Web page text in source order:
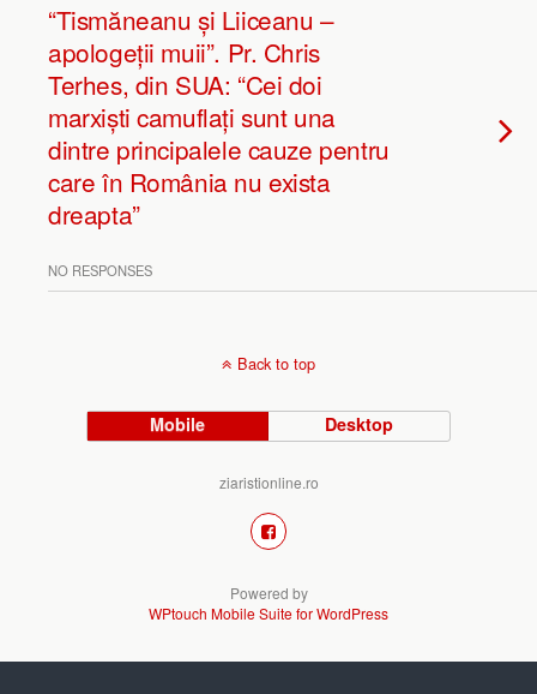
“Tismăneanu și Liiceanu –
apologeții muii”. Pr. Chris
Terhes, din SUA: “Cei doi
marxiști camuflați sunt una
dintre principalele cauze pentru
care în România nu exista
dreapta”
NO RESPONSES
Back to top
Mobile Desktop
ziaristionline.ro
Powered by
WPtouch Mobile Suite for WordPress